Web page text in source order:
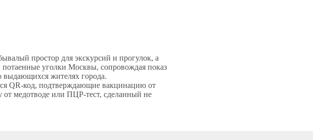
простор для экскурсий и прогулок, а
потаенные уголки Москвы, сопровождая показ
выдающихся жителях города.
QR-код, подтверждающие вакцинацию от
медотводе или ПЦР-тест, сделанный не